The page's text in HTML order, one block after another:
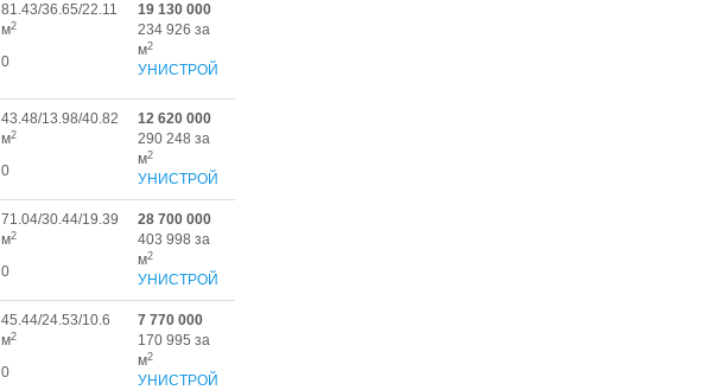
81.43/36.65/22.11
м2
0
19 130 000
234 926 за
м2
УНИСТРОЙ
43.48/13.98/40.82
м2
0
12 620 000
290 248 за
м2
УНИСТРОЙ
71.04/30.44/19.39
м2
0
28 700 000
403 998 за
м2
УНИСТРОЙ
45.44/24.53/10.6
м2
0
7 770 000
170 995 за
м2
УНИСТРОЙ